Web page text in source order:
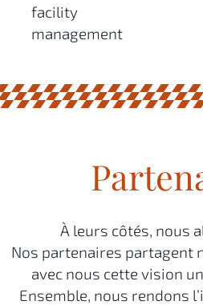
facility
management
À leurs côtés, nous
Nos partenaires partagent
avec nous cette vision
Ensemble, nous rendons